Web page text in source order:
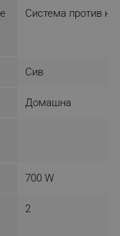
Система против
Сив
Домашна
700 W
2
като
бисквитки.